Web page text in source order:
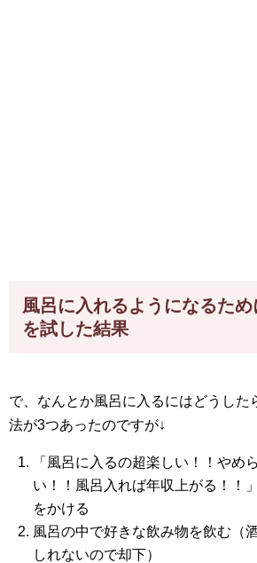
風呂に入れるようになるた
を試した結果
で、なんとか風呂に入るにはどうした
法が3つあったのですが↓
「風呂に入るの超楽しい！！やめ
い！！風呂入れば年収上がる！！
をかける
風呂の中で好きな飲み物を飲む（
しれないので却下）